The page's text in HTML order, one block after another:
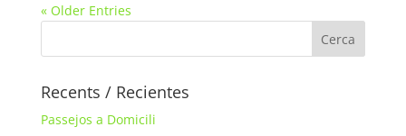
« Older Entries
Recents / Recientes
Passejos a Domicili